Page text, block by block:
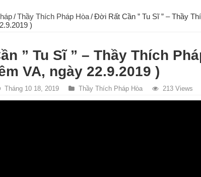
/Thầy Thích Pháp Hòa/Đời Rất Cần ” Tu Sĩ ” – Thầy
)
” Tu Sĩ ” – Thầy Thích
VA, ngày 22.9.2019 )
Tháng 10 18, 2019 Thầy Thích Pháp Hòa 213 Views